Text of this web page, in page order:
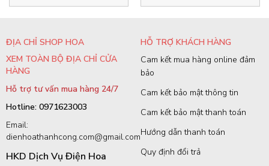
ĐỊA CHỈ SHOP HOA
XEM TOÀN BỘ ĐỊA CHỈ CỬA
HÀNG
Hỗ trợ tư vấn mua hàng 24/7
Hotline: 0971623003
Email:
dienhoathanhcong.com@gmail.com
HKD Dịch Vụ Điện Hoa
HỖ TRỢ KHÁCH HÀNG
Cam kết mua hàng online đảm
bảo
Cam kết bảo mật thông tin
Cam kết bảo mật thanh toán
Hướng dẫn thanh toán
Quy định đổi trả